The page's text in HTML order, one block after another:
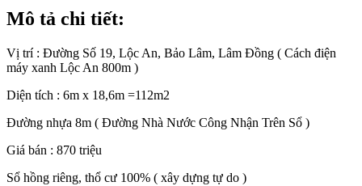
Mô tả chi tiết:
Vị trí : Đường Số 19, Lộc An, Bảo Lâm, Lâm Đồng ( Cách điện
máy xanh Lộc An 800m )
Diện tích : 6m x 18,6m =112m2
Đường nhựa 8m ( Đường Nhà Nước Công Nhận Trên Sổ )
Giá bán : 870 triệu
Sổ hồng riêng, thổ cư 100% ( xây dựng tự do )